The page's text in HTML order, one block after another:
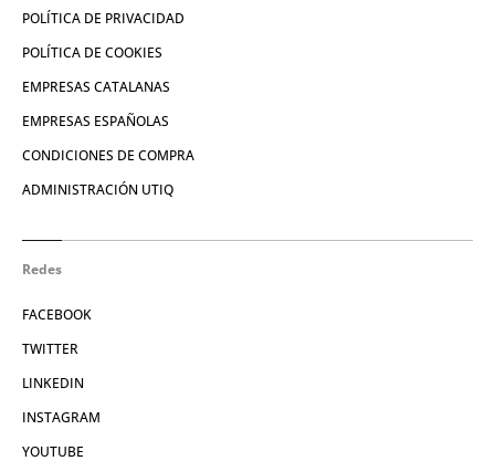
POLÍTICA DE PRIVACIDAD
POLÍTICA DE COOKIES
EMPRESAS CATALANAS
EMPRESAS ESPAÑOLAS
CONDICIONES DE COMPRA
ADMINISTRACIÓN UTIQ
Redes
FACEBOOK
TWITTER
LINKEDIN
INSTAGRAM
YOUTUBE